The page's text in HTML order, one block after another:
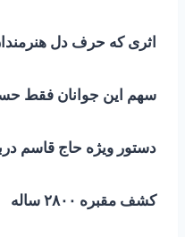
اثری که حرف دل
سهم این جوانان فقط
دستور ویژه حاج قاسم
کشف مقبره ۲۸۰۰ ساله